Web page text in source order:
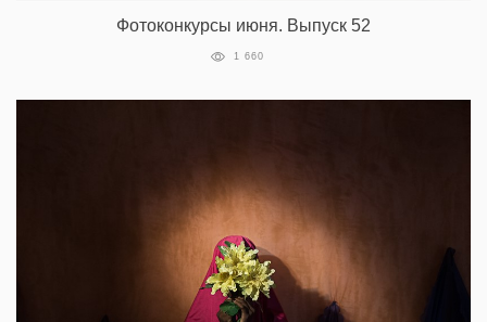
Фотоконкурсы июня. Выпуск 52
1 660